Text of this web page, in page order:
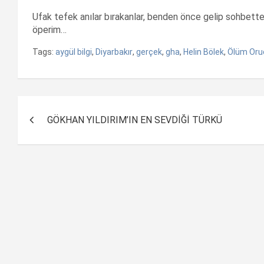
Ufak tefek anılar bırakanlar, benden önce gelip
öperim…
Tags: aygül bilgi, Diyarbakır, gerçek, gha, Helin Bölek, Ölüm
GÖKHAN YILDIRIM’IN EN SEVDİĞİ TÜRKÜ